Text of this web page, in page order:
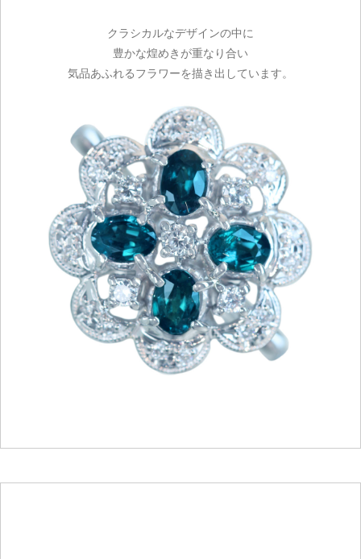
クラシカルなデザインの中に
豊かな煌めきが重なり合い
気品あふれるフラワーを描き出しています。